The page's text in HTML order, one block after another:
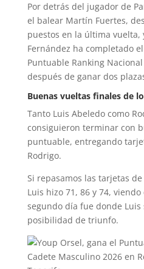
Por detrás del jugador de
el balear Martín Fuertes,
puestos en la última vuelta,
Fernández ha completado
Puntuable Ranking
después de ganar dos
Buenas vueltas finales de
Tanto Luis Abeledo como
consiguieron terminar con
puntuable, entregando
Rodrigo.
Si repasamos las tarjetas
Luis hizo 71, 86 y 74,
segundo día fue donde
posibilidad de triunfo.